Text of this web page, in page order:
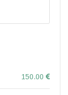
150.00